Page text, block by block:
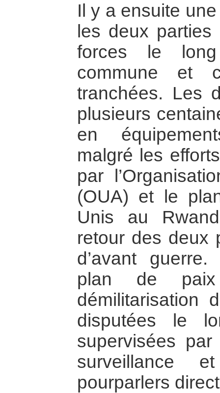
Il y a ensuite
les deux parties
forces le
commune et
tranchées. Les
plusieurs
en
malgré les
par
(OUA) et le
Unis au
retour des deux
d’avant
plan de
démilitarisation
disputées le
supervisées
surveillance
pourparlers